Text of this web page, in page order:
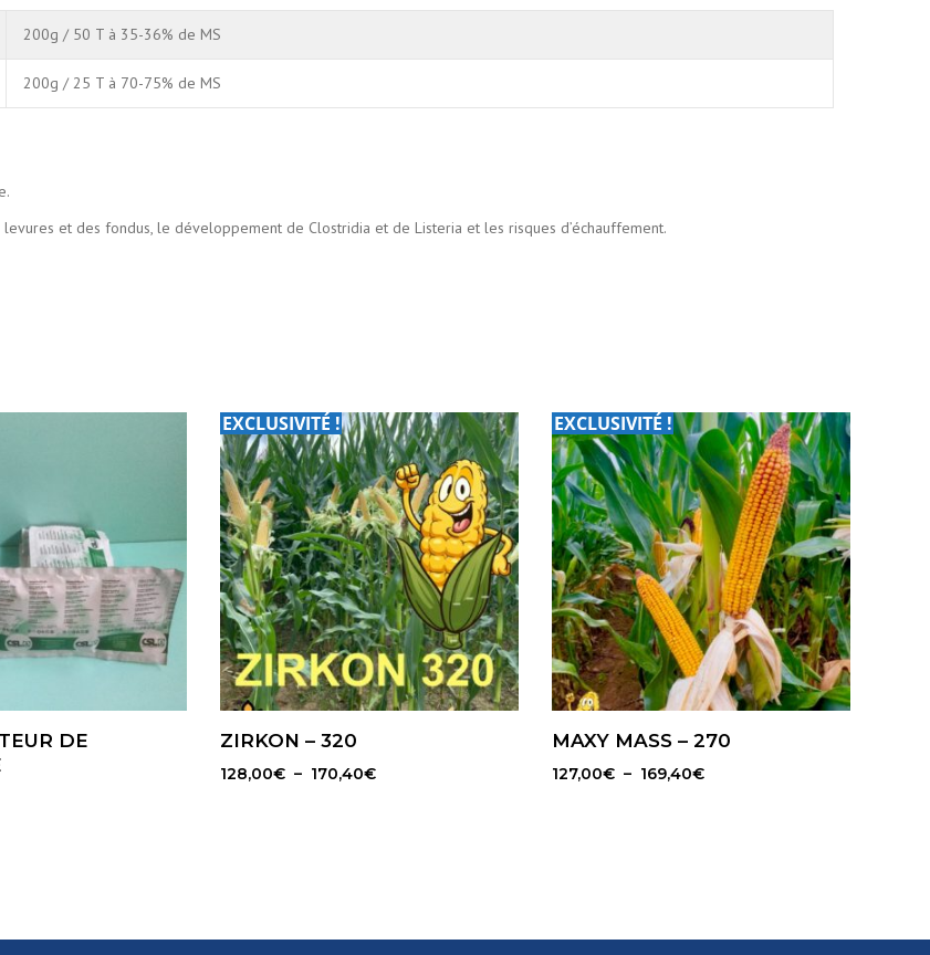
200g / 50 T à 35-36% de MS
200g / 25 T à 70-75% de MS
et des fondus, le développement de Clostridia et de Listeria et les risques d’échauffement.
DE
EXCLUSIVITÉ !
ZIRKON – 320
128,00€ – 170,40€Plage
EXCLUSIVITÉ !
MAXY MASS – 270
127,00€ – 169,40€Plage